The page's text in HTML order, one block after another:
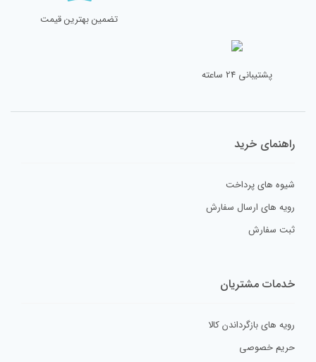
تضمین بهترین قیمت
پشتیبانی 24 ساعته
راهنمای خرید
شیوه های پرداخت
رویه های ارسال سفارش
ثبت سفارش
خدمات مشتریان
رویه های بازگرداندن کالا
حریم خصوصی